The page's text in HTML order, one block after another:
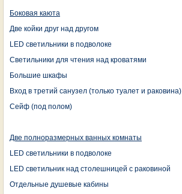
Боковая каюта
Две койки друг над другом
LED светильники в подволоке
Светильники для чтения над кроватями
Большие шкафы
Вход в третий санузел (только туалет и раковина)
Сейф (под полом)
Две полноразмерных ванных комнаты
LED светильники в подволоке
LED светильник над столешницей с раковиной
Отдельные душевые кабины